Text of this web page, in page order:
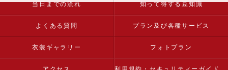
当日までの流れ 知って得する豆知識
よくある質問 プラン及び各種サービス
衣装ギャラリー フォトプラン